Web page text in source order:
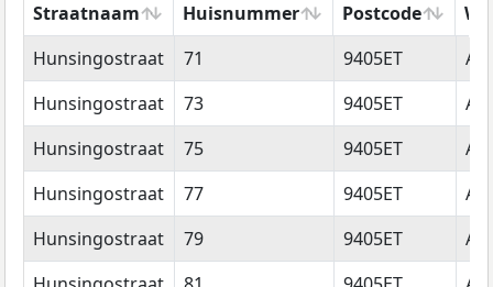
Straatnaam Huisnummer Postcode
Straatnaam
Huisnummer Postcode
Hunsingostraat 71 9405ET
Hunsingostraat
73 9405ET
Hunsingostraat
75 9405ET
Hunsingostraat
77 9405ET
Hunsingostraat
79 9405ET